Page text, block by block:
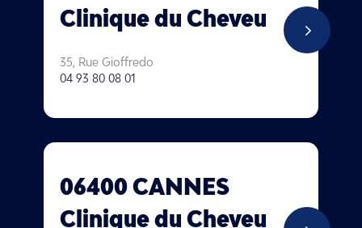
5
Clinique du Cheveu
35, Rue Gioffredo
04 93 80 08 01
06400 CANNES
Clinique du Cheveu